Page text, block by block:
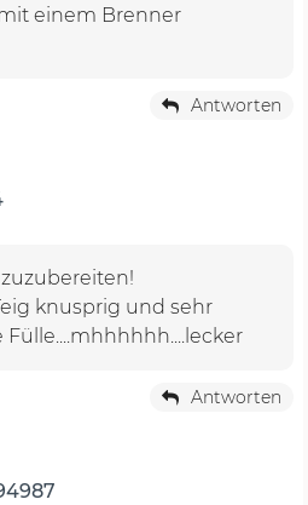
einem Brenner
Antworten
zuzubereiten!
knusprig und sehr
Antworten